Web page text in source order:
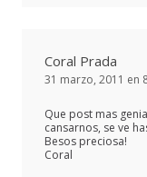
Coral Prada
31 marzo, 2011 en
Que post mas
cansarnos, se ve
Besos preciosa!
Coral